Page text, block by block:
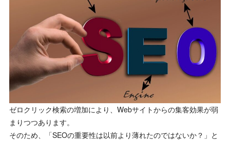
ゼロクリック検索の増加により、Webサイトからの集客効果が弱
まりつつあります。
そのため、「SEOの重要性は以前より薄れたのではないか？」と